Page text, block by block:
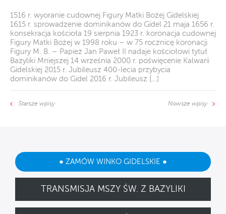
1516 r. wyoranie cudownej Figury Matki Bożej Gidelskiej
1615 r. sprowadzenie dominikanów do Gidel 21 maja 1656 r.
konsekracja kościoła 19 sierpnia 1923 r. koronacja cudownej
Figury Matki Bożej w 1998 roku – w 75 rocznicę koronacji
Figury M. B. – Papież Jan Paweł II nadaje kościołowi tytuł
Bazyliki Mniejszej 14 września 2000 r. poświęcenie Kalwarii
Gidelskiej 2015 r. Jubileusz 400-lecia przybycia
dominikanów do Gidel 2016 r. Jubileusz […]
Nowsze wpisy
Starsze wpisy
● ZAMÓW WINKO GIDELSKIE ●
TRANSMISJA MSZY ŚW. Z BAZYLIKI